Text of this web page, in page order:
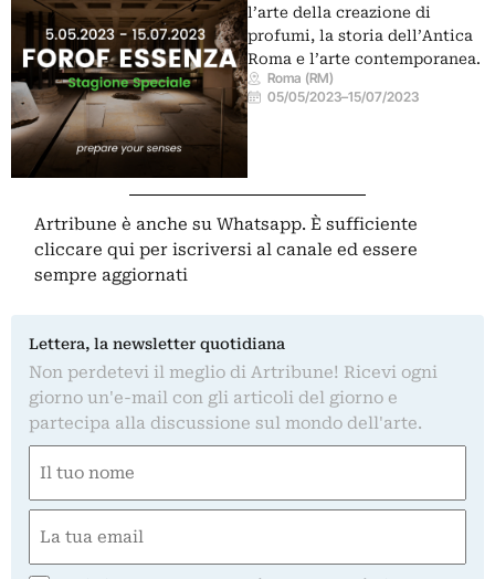
l’arte della creazione di
profumi, la storia dell’Antica
Roma e l’arte contemporanea.
Roma (RM)
05/05/2023–15/07/2023
Artribune è anche su Whatsapp. È sufficiente
cliccare qui per iscriversi al canale ed essere
sempre aggiornati
Lettera, la newsletter quotidiana
Non perdetevi il meglio di Artribune! Ricevi ogni
giorno un'e-mail con gli articoli del giorno e
partecipa alla discussione sul mondo dell'arte.
(Required)
First
(Required)